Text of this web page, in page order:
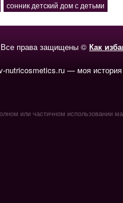
сонник детский дом с детьми
Все права защищены © Как
nutricosmetics.ru — моя
или частичном использовании